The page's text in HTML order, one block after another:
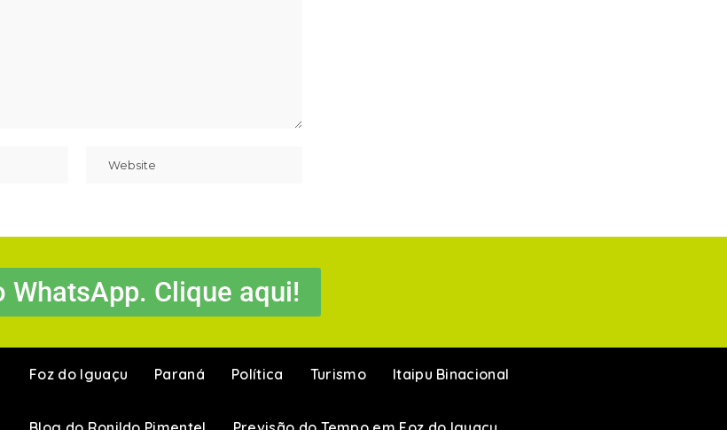
WhatsApp. Clique aqui!
Foz do Iguaçu Paraná Política Turismo Itaipu Binacional